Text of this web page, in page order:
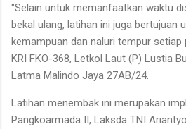
"Selain untuk memanfaatkan waktu
bekal ulang, latihan ini juga bertujuan
kemampuan dan naluri tempur setiap
KRI FKO-368, Letkol Laut (P) Lustia
Latma Malindo Jaya 27AB/24.
Latihan menembak ini merupakan
Pangkoarmada II, Laksda TNI